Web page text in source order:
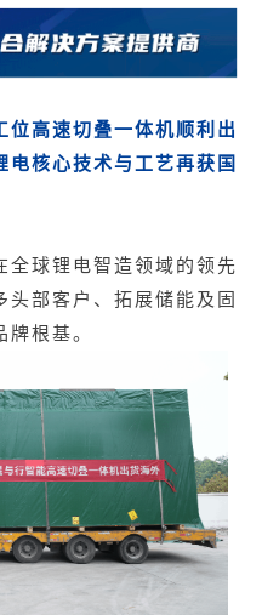
位高速切叠一体机顺利出
电核心技术与工艺再获国
全球锂电智造领域的领先
部客户、拓展储能及固
根基。